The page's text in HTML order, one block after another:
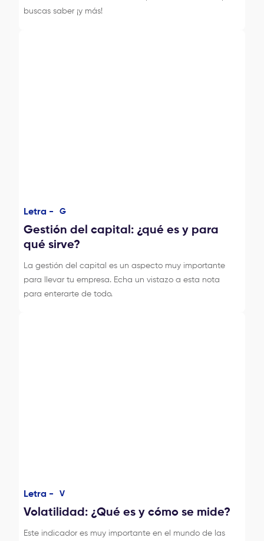
buscas saber ¡y más!
Letra - G
Gestión del capital: ¿qué es y para
qué sirve?
La gestión del capital es un aspecto muy importante
para llevar tu empresa. Echa un vistazo a esta nota
para enterarte de todo.
Letra - V
Volatilidad: ¿Qué es y cómo se mide?
Este indicador es muy importante en el mundo de las